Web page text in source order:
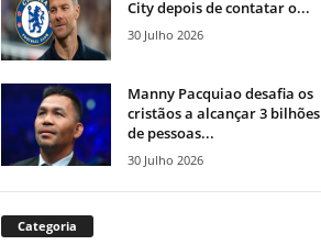
City depois de contatar o...
30 Julho 2026
Manny Pacquiao desafia os
cristãos a alcançar 3 bilhões
de pessoas...
30 Julho 2026
Categoria